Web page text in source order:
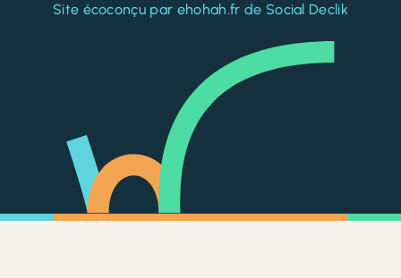
Site écoconçu par ehohah.fr de Social Declik